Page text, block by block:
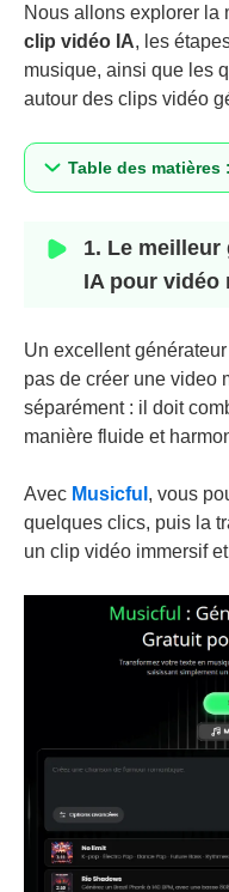
Nous allons explorer la
clip vidéo IA, les
musique, ainsi que les
autour des clips vidéo
Table des matières :
1. Le
IA pour vidéo
Un excellent
pas de créer une video
séparément : il doit
manière fluide et
Avec Musicful , vous
quelques clics, puis la
un clip vidéo immersif